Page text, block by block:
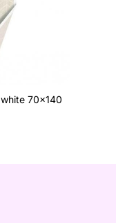
70x140